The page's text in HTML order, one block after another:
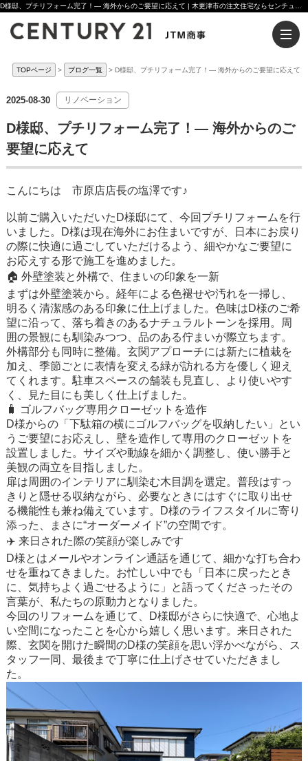
TOPページ ブログ一覧 D様邸、プチリフォーム完了！— 海外からのご要望に応えて
2025-08-30 リノベーション
D様邸、プチリフォーム完了！— 海外からのご
要望に応えて
こんにちは 市原店店長の塩澤です♪
以前ご購入いただいたD様邸にて、今回プチリフォームを行
いました。D様は現在海外にお住まいですが、日本にお戻り
の際に快適に過ごしていただけるよう、細やかなご要望に
お応えする形で施工を進めました。
🏠 外壁塗装と外構で、住まいの印象を一新
まずは外壁塗装から。経年による色褪せや汚れを一掃し、
明るく清潔感のある印象に仕上げました。色味はD様のご希
望に沿って、落ち着きのあるナチュラルトーンを採用。周
囲の景観にも馴染みつつ、品のある佇まいが際立ちます。
外構部分も同時に整備。玄関アプローチには新たに植栽を
加え、季節ごとに表情を変える緑が訪れる方を優しく迎え
てくれます。駐車スペースの舗装も見直し、より使いやす
く、見た目にも美しく仕上げました。
🧳 ゴルフバッグ専用クローゼットを造作
D様からの「下駄箱の横にゴルフバッグを収納したい」とい
うご要望にお応えし、壁を造作して専用のクローゼットを
設置しました。サイズや動線を細かく調整し、使い勝手と
美観の両立を目指しました。
扉は周囲のインテリアに馴染む木目調を選定。普段はすっ
きりと隠せる収納ながら、必要なときにはすぐに取り出せ
る機能性も兼ね備えています。D様のライフスタイルに寄り
添った、まさに“オーダーメイド”の空間です。
✈️ 来日された際の笑顔が楽しみです
D様とはメールやオンライン通話を通じて、細かな打ち合わ
せを重ねてきました。お忙しい中でも「日本に戻ったとき
に、気持ちよく過ごせるように」と語ってくださったその
言葉が、私たちの原動力となりました。
今回のリフォームを通じて、D様邸がさらに快適で、心地よ
い空間になったことを心から嬉しく思います。来日された
際、玄関を開けた瞬間のD様の笑顔を思い浮かべながら、ス
タッフ一同、最後まで丁寧に仕上げさせていただきまし
た。